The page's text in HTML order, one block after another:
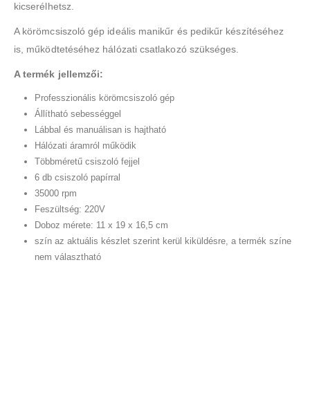
kicserélhetsz.
A körömcsiszoló gép ideális manikűr és pedikűr készítéséhez
is, működtetéséhez hálózati csatlakozó szükséges.
A termék jellemzői:
Professzionális körömcsiszoló gép
Állítható sebességgel
Lábbal és manuálisan is hajtható
Hálózati áramról működik
Többméretű csiszoló fejjel
6 db csiszoló papírral
35000 rpm
Feszültség: 220V
Doboz mérete: 11 x 19 x 16,5 cm
szín az aktuális készlet szerint kerül kiküldésre, a termék színe
nem választható